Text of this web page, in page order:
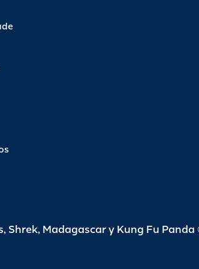
Shrek, Madagascar y Kung Fu